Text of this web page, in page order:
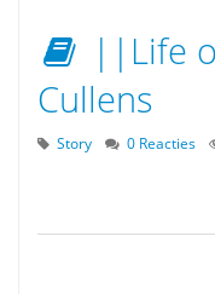
||Life
Cullens
Story 0 Reacties